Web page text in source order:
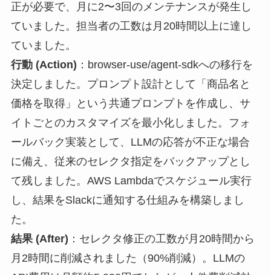
正が必要で、月に2〜3回のメンテナンスが発生し
ていました。担当者の工数は月20時間以上に達し
ていました。
行動 (Action) ：browser-use/agent-sdkへの移行を
決定しました。プロンプト設計として「商品名と
価格を取得」という共通プロンプトを作成し、サ
イトごとのカスタマイズを最小化しました。フォ
ールバック実装として、LLMの応答が不正な場合
に備え、従来のセレクタ指定をバックアップとし
て残しました。AWS Lambdaでスケジュール実行
し、結果をSlackに通知する仕組みを構築しまし
た。
結果 (After) ：セレクタ修正の工数が月20時間から
月2時間に削減されました（90%削減）。LLMの